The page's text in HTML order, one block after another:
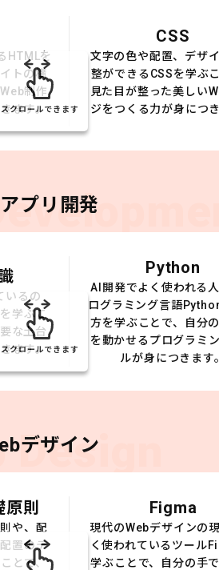
HTMLを
トの構
制作
ます。
CSS
文字の色や配置、デザ
整ができるCSSを学ぶ
見た目が整った美しい
ジをつくる力が身につ
スクロールできます
プリ開発
いるの
学ぶこ
な土台
ます。
Python
AI開発でよく使われる
ログラミング言語
方を学ぶことで、自分
を動かせるプログラミ
ルが身につきます
スクロールできます
Design
デザイン
則
や、配
置のテ
とで、
Figma
現代のWebデザインの
く使われているツール
学ぶことで、自分の手